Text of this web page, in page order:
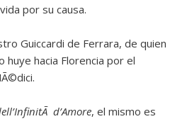
por su causa.
Guiccardi de Ferrara, de quien
huye hacia Florencia por el
d’Amore, el mismo es